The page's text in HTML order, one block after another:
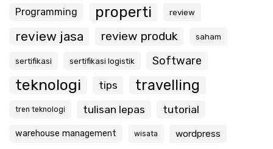
Programming properti review
review jasa review produk saham
sertifikasi sertifikasi logistik Software
teknologi tips travelling
tren teknologi tulisan lepas tutorial
warehouse management wisata wordpress